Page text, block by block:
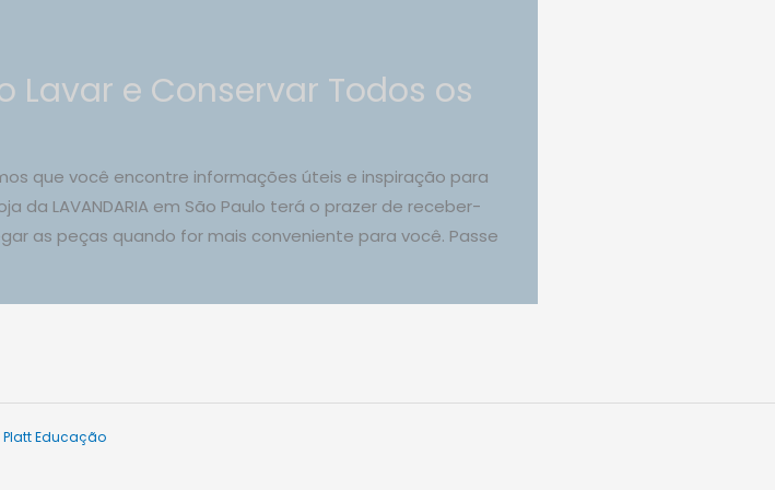
Lavar e Conservar Todos os
que você encontre informações úteis e inspiração para
da LAVANDARIA em São Paulo terá o prazer de receber-
as peças quando for mais conveniente para você. Passe
Platt Educação